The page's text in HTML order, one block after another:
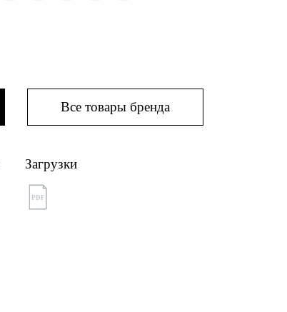
Все товары бренда
Загрузки
PDF